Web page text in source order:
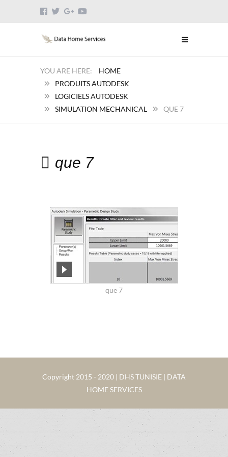
HOME
PRODUITS AUTODESK
LOGICIELS AUTODESK
SIMULATION MECHANICAL
QUE 7
que 7
que 7
Copyright 2015 - 2020 | DHS TUNISIE | DATA
HOME SERVICES